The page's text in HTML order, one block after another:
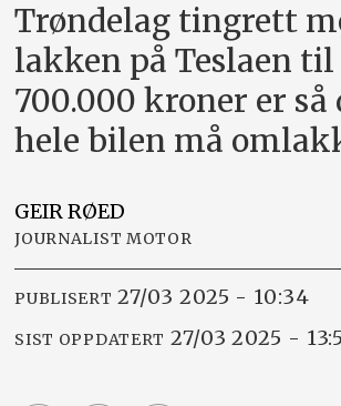
Trøndelag tingrett
lakken på Teslaen til
700.000 kroner er
hele bilen må
GEIR RØED
JOURNALIST MOTOR
PUBLISERT 27/03 2025 - 10:34
SIST OPPDATERT 27/03 2025 -